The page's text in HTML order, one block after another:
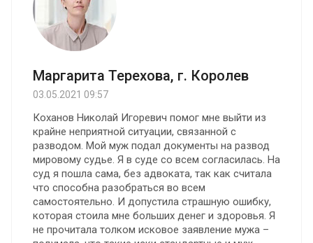
Маргарита Терехова, г. Королев
03.05.2021 09:57
Коханов Николай Игоревич помог мне выйти из
крайне неприятной ситуации, связанной с
разводом. Мой муж подал документы на развод
мировому судье. Я в суде со всем согласилась. На
суд я пошла сама, без адвоката, так как считала
что способна разобраться во всем
самостоятельно. И допустила страшную ошибку,
которая стоила мне больших денег и здоровья. Я
не прочитала толком исковое заявление мужа –